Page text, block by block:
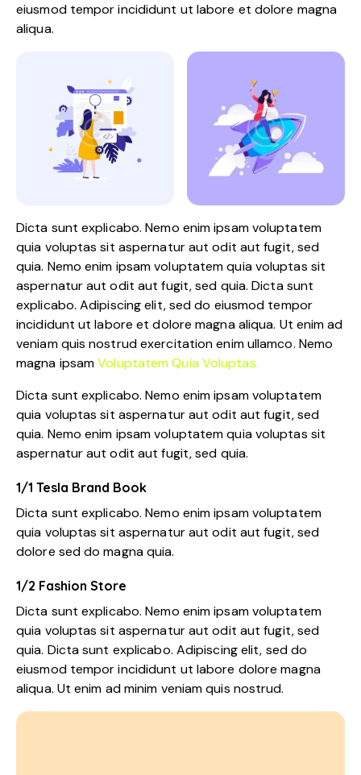
eiusmod tempor incididunt ut labore et dolore magna
aliqua.
Dicta sunt explicabo. Nemo enim ipsam voluptatem
quia voluptas sit aspernatur aut odit aut fugit, sed
quia. Nemo enim ipsam voluptatem quia voluptas sit
aspernatur aut odit aut fugit, sed quia. Dicta sunt
explicabo. Adipiscing elit, sed do eiusmod tempor
incididunt ut labore et dolore magna aliqua. Ut enim ad
veniam quis nostrud exercitation enim ullamco. Nemo
magna ipsamVoluptatem Quia Voluptas.
Dicta sunt explicabo. Nemo enim ipsam voluptatem
quia voluptas sit aspernatur aut odit aut fugit, sed
quia. Nemo enim ipsam voluptatem quia voluptas sit
aspernatur aut odit aut fugit, sed quia.
1/1 Tesla Brand Book
Dicta sunt explicabo. Nemo enim ipsam voluptatem
quia voluptas sit aspernatur aut odit aut fugit, sed
dolore sed do magna quia.
1/2 Fashion Store
Dicta sunt explicabo. Nemo enim ipsam voluptatem
quia voluptas sit aspernatur aut odit aut fugit, sed
quia. Dicta sunt explicabo. Adipiscing elit, sed do
eiusmod tempor incididunt ut labore dolore magna
aliqua. Ut enim ad minim veniam quis nostrud.